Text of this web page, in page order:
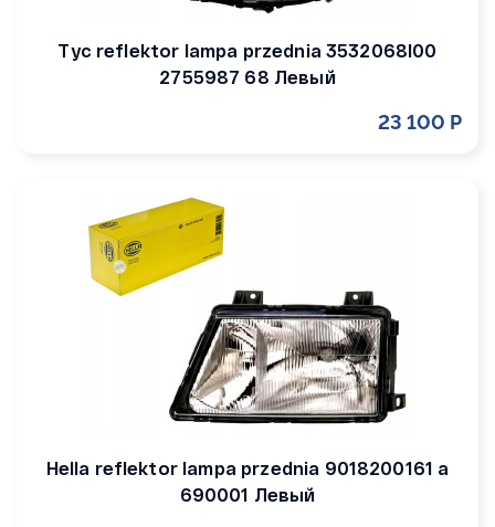
Tyc reflektor lampa przednia 3532068l00
2755987 68 Левый
23 100 Р
Hella reflektor lampa przednia 9018200161 a
690001 Левый